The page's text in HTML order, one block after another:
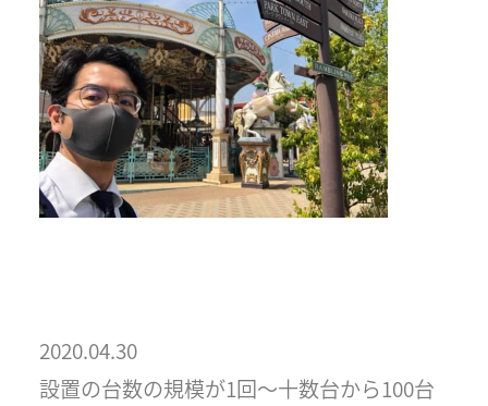
2020.04.30
設置の台数の規模が1回〜十数台から100台